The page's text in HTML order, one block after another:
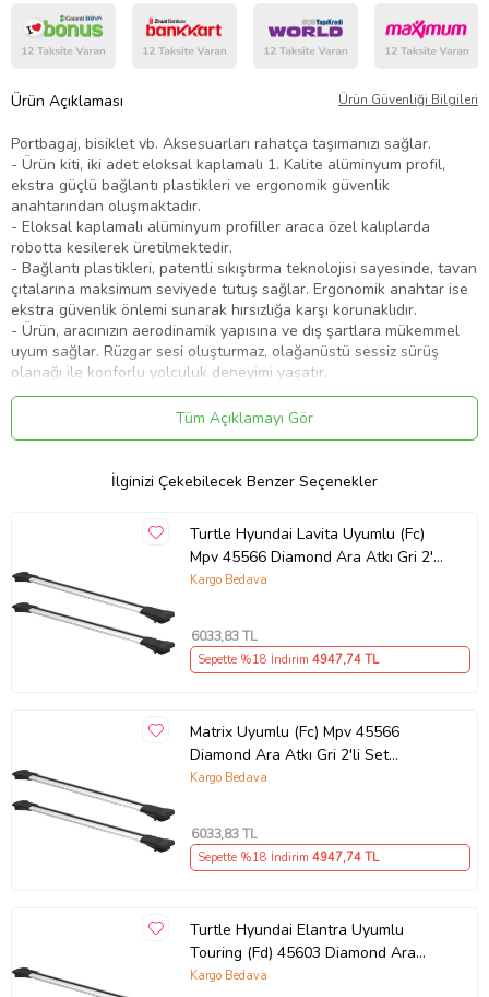
Ürün Açıklaması Ürün Güvenliği Bilgileri
Portbagaj, bisiklet vb. Aksesuarları rahatça taşımanızı sağlar.
- Ürün kiti, iki adet eloksal kaplamalı 1. Kalite alüminyum profil,
ekstra güçlü bağlantı plastikleri ve ergonomik güvenlik
anahtarından oluşmaktadır.
- Eloksal kaplamalı alüminyum profiller araca özel kalıplarda
robotta kesilerek üretilmektedir.
- Bağlantı plastikleri, patentli sıkıştırma teknolojisi sayesinde, tavan
çıtalarına maksimum seviyede tutuş sağlar. Ergonomik anahtar ise
ekstra güvenlik önlemi sunarak hırsızlığa karşı korunaklıdır.
- Ürün, aracınızın aerodinamik yapısına ve dış şartlara mükemmel
uyum sağlar. Rüzgar sesi oluşturmaz, olağanüstü sessiz sürüş
olanağı ile konforlu yolculuk deneyimi yaşatır.
Ürünün montajı kolaydır, ekstra delme kesme işlemi
gerektirmez. Ayrıca paket içerisinde montaj talimatı
Ürün Kodu:kcm47484190
Tüm Açıklamayı Gör
İlginizi Çekebilecek Benzer Seçenekler
Turtle Hyundai Lavita Uyumlu (Fc)
Mpv 45566 Diamond Ara Atkı Gri 2'li
Set (Karışık)
Kargo Bedava
6033,83 TL
Sepette %18 İndirim 4947,74 TL
Matrix Uyumlu (Fc) Mpv 45566
Diamond Ara Atkı Gri 2'li Set
(Karışık)
Kargo Bedava
6033,83 TL
Sepette %18 İndirim 4947,74 TL
Turtle Hyundai Elantra Uyumlu
Touring (Fd) 45603 Diamond Ara
Atkı Gri 2'li Set (Karışık)
Kargo Bedava